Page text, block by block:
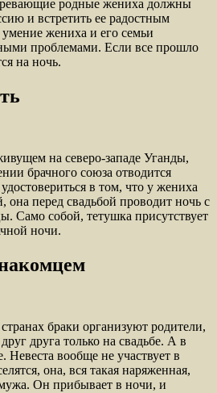
родные жениха должны
и встретить ее радостным
жениха и его семьи
проблемами. Если все прошло
на ночь.
на северо-западе Уганды,
брачного союза отводится
в том, что у жениха
она перед свадьбой проводит ночь с
Само собой, тетушка присутствует
ночи.
браки организуют родители,
друга только на свадьбе. А в
Невеста вообще не участвует в
она, вся такая наряженная,
Он прибывает в ночи, и